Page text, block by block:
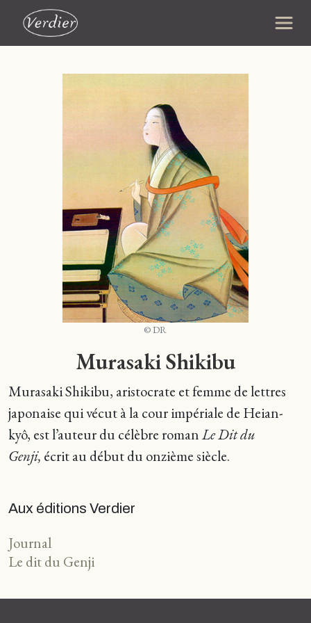
© DR
Murasaki Shikibu
Murasaki Shikibu, aristocrate et femme de lettres
japonaise qui vécut à la cour impériale de Heian-
kyô, est l’auteur du célèbre romanLe Dit du
Genji, écrit au début du onzième siècle.
Aux éditions Verdier
Journal
Le dit du Genji